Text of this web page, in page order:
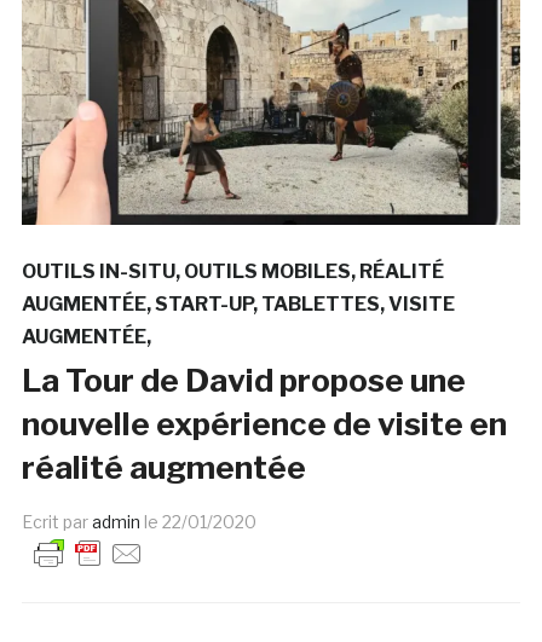
OUTILS IN-SITU OUTILS MOBILES RÉALITÉ
AUGMENTÉE START-UP TABLETTES VISITE
AUGMENTÉE
La Tour de David propose une
nouvelle expérience de visite en
réalité augmentée
Ecrit paradmin le 22/01/2020